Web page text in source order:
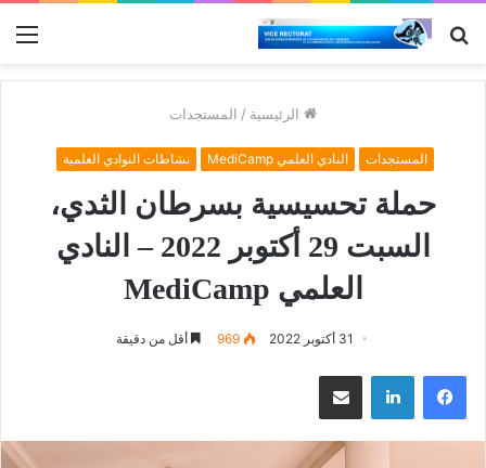
بحث
الرئيسية / المستجدات
المستجدات النادي العلمي MediCamp نشاطات النوادي العلمية
حملة تحسيسية بسرطان الثدي،
السبت 29 أكتوبر 2022 – النادي
العلمي MediCamp
31 أكتوبر 2022 969 أقل من دقيقة
فيسبوك لينكدإن مشاركة عبر البريد